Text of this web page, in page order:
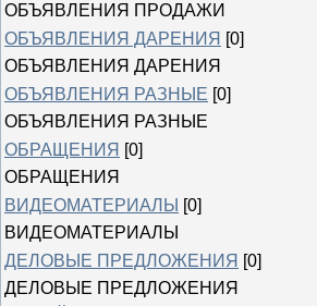
ОБЪЯВЛЕНИЯ ПРОДАЖИ
ОБЪЯВЛЕНИЯ ДАРЕНИЯ [0]
ОБЪЯВЛЕНИЯ ДАРЕНИЯ
ОБЪЯВЛЕНИЯ РАЗНЫЕ [0]
ОБЪЯВЛЕНИЯ РАЗНЫЕ
ОБРАЩЕНИЯ [0]
ОБРАЩЕНИЯ
ВИДЕОМАТЕРИАЛЫ [0]
ВИДЕОМАТЕРИАЛЫ
ДЕЛОВЫЕ ПРЕДЛОЖЕНИЯ [0]
ДЕЛОВЫЕ ПРЕДЛОЖЕНИЯ